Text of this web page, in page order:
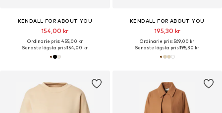
KENDALL FOR ABOUT YOU
154,00 kr
Ordinarie pris: 455,00 kr
Senaste lägsta pris:154,00 kr
KENDALL FOR ABOUT YOU
195,30 kr
Ordinarie pris: 569,00 kr
Senaste lägsta pris:195,30 kr